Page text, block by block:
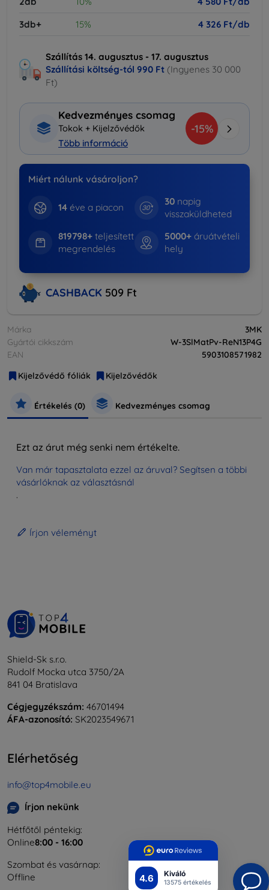
4.6 Kiváló
13575 értékelés
3db+
15% 4 326 Ft/db
Szállítás 14. augusztus - 17. augusztus
Szállítási költség-tól 990 Ft (Ingyenes 30 000
Ft)
Kedvezményes csomag
Tokok + Kijelzővédők
Több információ
-15%
Miért nálunk vásároljon?
14éve a piacon
30 napig
visszaküldheted
819798+teljesített
megrendelés
5000+ áruátvételi
hely
CASHBACK 509 Ft
Márka
3MK
Gyártói cikkszám
W-3SlMatPv-ReN13P4G
EAN
5903108571982
Kijelzővédő fóliák
Kijelzővédők
Értékelés (0) Kedvezményes csomag
Ezt az árut még senki nem értékelte.
Van már tapasztalata ezzel az áruval? Segítsen a többi
vásárlóknak az választásnál
.
Írjon véleményt
Shield-Sk s.r.o.
Rudolf Mocka utca 3750/2A
841 04 Bratislava
Cégjegyzékszám: 46701494
ÁFA-azonosító: SK2023549671
Elérhetőség
info@top4mobile.eu
Írjon nekünk
Hétfőtől péntekig:
Online8:00 - 16:00
Szombat és vasárnap:
Offline